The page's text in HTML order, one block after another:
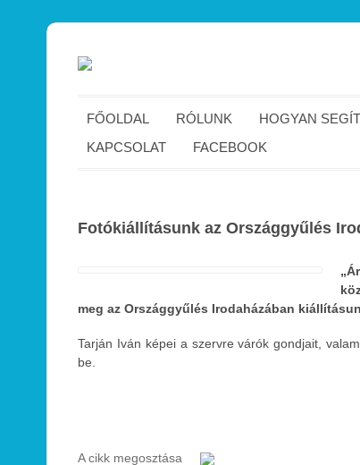
FŐOLDAL RÓLUNK HOGYAN
KAPCSOLAT
FACEBOOK
Fotókiállításunk az Országgyűlés
meg az Országgyűlés Irodaházában
Tarján Iván képei a szervre várók gondjait,
be.
A cikk megosztása